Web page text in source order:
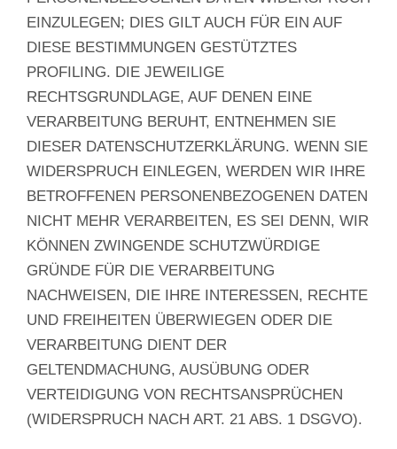
EINZULEGEN; DIES GILT AUCH FÜR EIN AUF
DIESE BESTIMMUNGEN GESTÜTZTES
PROFILING. DIE JEWEILIGE
RECHTSGRUNDLAGE, AUF DENEN EINE
VERARBEITUNG BERUHT, ENTNEHMEN SIE
DIESER DATENSCHUTZERKLÄRUNG. WENN SIE
WIDERSPRUCH EINLEGEN, WERDEN WIR IHRE
BETROFFENEN PERSONENBEZOGENEN DATEN
NICHT MEHR VERARBEITEN, ES SEI DENN, WIR
KÖNNEN ZWINGENDE SCHUTZWÜRDIGE
GRÜNDE FÜR DIE VERARBEITUNG
NACHWEISEN, DIE IHRE INTERESSEN, RECHTE
UND FREIHEITEN ÜBERWIEGEN ODER DIE
VERARBEITUNG DIENT DER
GELTENDMACHUNG, AUSÜBUNG ODER
VERTEIDIGUNG VON RECHTSANSPRÜCHEN
(WIDERSPRUCH NACH ART. 21 ABS. 1 DSGVO).